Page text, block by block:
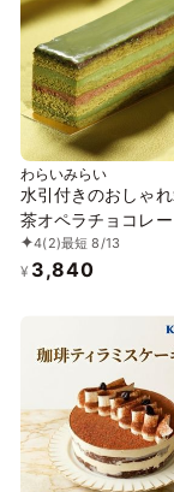
わらいみらい
水引付きのおしゃ
茶オペラチョコレ
キ 15cm
4(2)最短 8/13
¥ 3,840